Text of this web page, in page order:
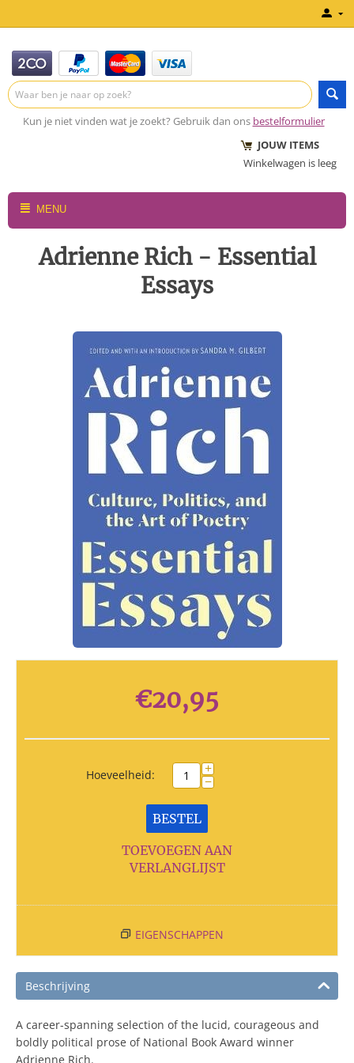
Kun je niet vinden wat je zoekt? Gebruik dan ons bestelformulier
JOUW ITEMS
Winkelwagen is leeg
MENU
Adrienne Rich - Essential
Essays
€20,95
Hoeveelheid: +
−
BESTEL
TOEVOEGEN AAN
VERLANGLIJST
EIGENSCHAPPEN
Beschrijving
A career-spanning selection of the lucid, courageous and
boldly political prose of National Book Award winner
Adrienne Rich.